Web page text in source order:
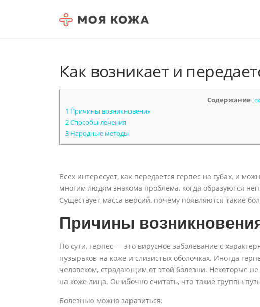
Как возникает и
Содержание [
1 Причины возникновения
2Способы лечения
3 Народные методы
Всех интересует, как передается герпес на губах, и
многим людям знакома проблема, когда образуются
Существует масса версий, почему появляются такие
Причины
По сути, герпес — это вирусное заболевание с
пузырьков на коже и слизистых оболочках. Иногда
человеком, страдающим от этой болезни. Некоторые
на коже лица. Ошибочно считать, что такие группы
Болезнью можно заразиться: